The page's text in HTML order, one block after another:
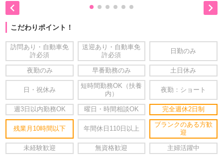
 
こだわりポイント！
訪問あり・自動車免
許必須
送迎あり・自動車免
許必須
日勤のみ
夜勤のみ 早番勤務のみ 土日休み
日・祝休み
短時間勤務OK（扶養
内）
夜勤：ショート
週3日以内勤務OK 曜日・時間相談OK 完全週休2日制
残業月10時間以下 年間休日110日以上
ブランクのある方歓
迎
未経験歓迎 無資格歓迎 主婦活躍中